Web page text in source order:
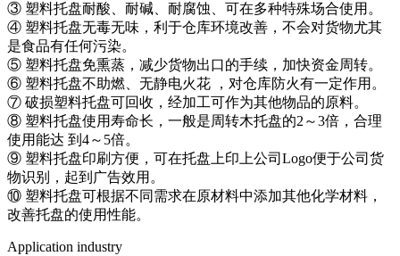
③ 塑料托盘耐酸、耐碱、耐腐蚀、可在多种特殊场合使用。
④ 塑料托盘无毒无味，利于仓库环境改善，不会对货物尤其
是食品有任何污染。
⑤ 塑料托盘免熏蒸，减少货物出口的手续，加快资金周转。
⑥ 塑料托盘不助燃、无静电火花 ，对仓库防火有一定作用。
⑦ 破损塑料托盘可回收，经加工可作为其他物品的原料。
⑧ 塑料托盘使用寿命长，一般是周转木托盘的2～3倍，合理
使用能达 到4～5倍。
⑨ 塑料托盘印刷方便，可在托盘上印上公司Logo便于公司货
物识别，起到广告效用。
⑩ 塑料托盘可根据不同需求在原材料中添加其他化学材料，
改善托盘的使用性能。
Application industry